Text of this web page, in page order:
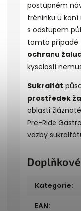
postupném
tréninku u
s odstupem
tomto případě
ochranu
kyselosti
Sukralfát
prostředek
oblasti
Pre-Ride
vazby
Kategorie:
EAN: